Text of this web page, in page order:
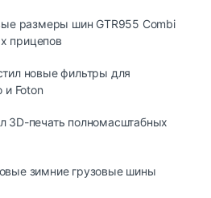
размеры шин GTR955 Combi
прицепов
новые фильтры для
и Foton
3D-печать полномасштабных
зимние грузовые шины